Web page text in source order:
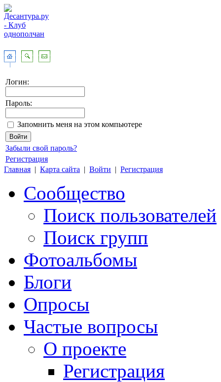
Логин:
Пароль:
Запомнить меня на этом компьютере
Забыли свой пароль?
Регистрация
Главная | Карта сайта | Войти | Регистрация
Сообщество
Поиск пользователей
Поиск групп
Фотоальбомы
Блоги
Опросы
Частые вопросы
О проекте
Регистрация